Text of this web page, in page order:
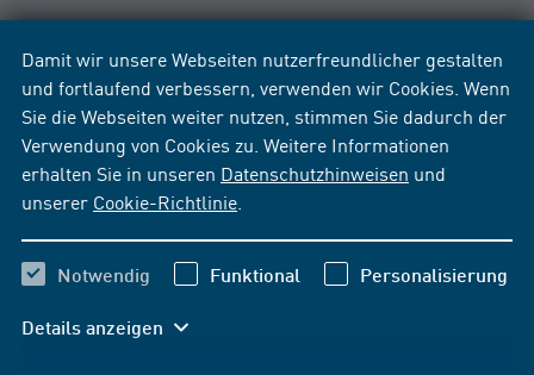
Damit wir unsere Webseiten nutzerfreundlicher gestalten
und fortlaufend verbessern, verwenden wir Cookies. Wenn
Sie die Webseiten weiter nutzen, stimmen Sie dadurch der
Verwendung von Cookies zu. Weitere Informationen
erhalten Sie in unseren Datenschutzhinweisen und
unserer Cookie-Richtlinie
Notwendig Funktional Personalisierung
Details anzeigen